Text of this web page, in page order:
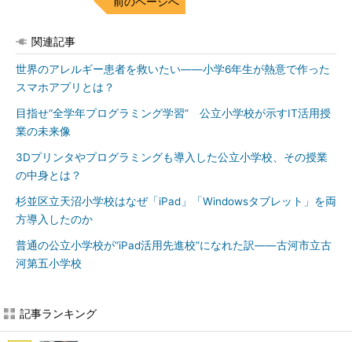
関連記事
世界のアレルギー患者を救いたい――小学6年生が熱意で作った
スマホアプリとは？
目指せ“全学年プログラミング学習” 公立小学校が示すIT活用授
業の未来像
3Dプリンタやプログラミングも導入した公立小学校、その授業
の中身とは？
杉並区立天沼小学校はなぜ「iPad」「Windowsタブレット」を両
方導入したのか
普通の公立小学校が“iPad活用先進校”になれた訳――古河市立古
河第五小学校
記事ランキング